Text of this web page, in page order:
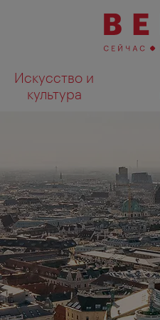
Искусство и
культура